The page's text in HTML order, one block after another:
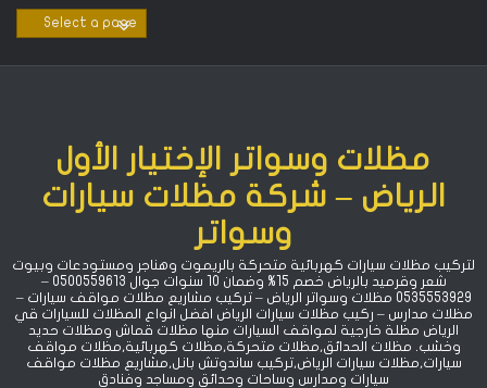
مظلات وسواتر الإختيار الأول
الرياض – شركة مظلات سيارات
وسواتر
لتركيب مظلات سيارات كهربائية متحركة بالريموت وهناجر ومستودعات وبيوت
شعر وقرميد بالرياض خصم 15% ‏وضمان 10 سنوات جوال 0500559613 –
0535553929 مظلات وسواتر الرياض – تركيب مشاريع مظلات مواقف سيارات –
مظلات مدارس – ركيب مظلات سيارات الرياض افضل انواع المظلات للسيارات قي
الرياض مظلة خارجية لمواقف السيارات منها مظلات قماش ومظلات حديد
وخشب. مظلات الحدائق,مظلات متحركة,مظلات كهربائية,مظلات مواقف
سيارات,مظلات سيارات الرياض,تركيب ساندوتش بانل,مشاريع مظلات مواقف
سيارات ومدارس وساحات وحدائق ومساجد وفنادق